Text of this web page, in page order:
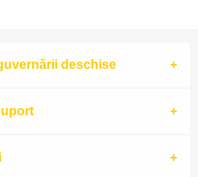
deschise